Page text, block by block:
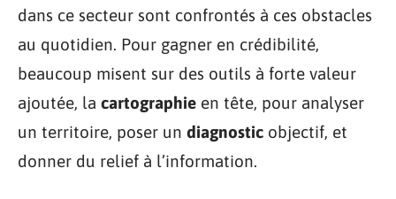
dans ce secteur sont confrontés à ces obstacles
au quotidien. Pour gagner en crédibilité,
beaucoup misent sur des outils à forte valeur
ajoutée, la cartographie en tête, pour analyser
un territoire, poser un diagnostic objectif, et
donner du relief à l’information.